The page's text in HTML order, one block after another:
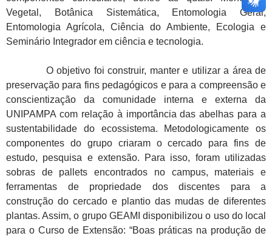
Vegetal, Botânica Sistemática, Entomologia Geral,
Entomologia Agrícola, Ciência do Ambiente, Ecologia e
Seminário Integrador em ciência e tecnologia.
O objetivo foi construir, manter e utilizar a área de
preservação para fins pedagógicos e para a compreensão e
conscientização da comunidade interna e externa da
UNIPAMPA com relação à importância das abelhas para a
sustentabilidade do ecossistema. Metodologicamente os
componentes do grupo criaram o cercado para fins de
estudo, pesquisa e extensão. Para isso, foram utilizadas
sobras de pallets encontrados no campus, materiais e
ferramentas de propriedade dos discentes para a
construção do cercado e plantio das mudas de diferentes
plantas. Assim, o grupo GEAMI disponibilizou o uso do local
para o Curso de Extensão: “Boas práticas na produção de